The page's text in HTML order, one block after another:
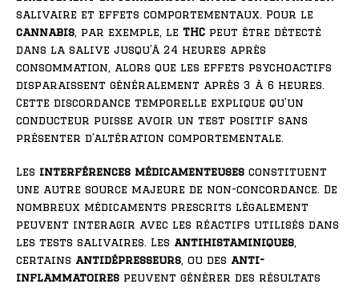
salivaire et effets comportementaux. Pour le
cannabis , par exemple, le THC peut être détecté
dans la salive jusqu’à 24 heures après
consommation, alors que les effets psychoactifs
disparaissent généralement après 3 à 6 heures.
Cette discordance temporelle explique qu’un
conducteur puisse avoir un test positif sans
présenter d’altération comportementale.
Les interférences médicamenteuses constituent
une autre source majeure de non-concordance. De
nombreux médicaments prescrits légalement
peuvent interagir avec les réactifs utilisés dans
les tests salivaires. Les antihistaminiques
certains antidépresseurs , ou des anti-
inflammatoires peuvent générer des résultats